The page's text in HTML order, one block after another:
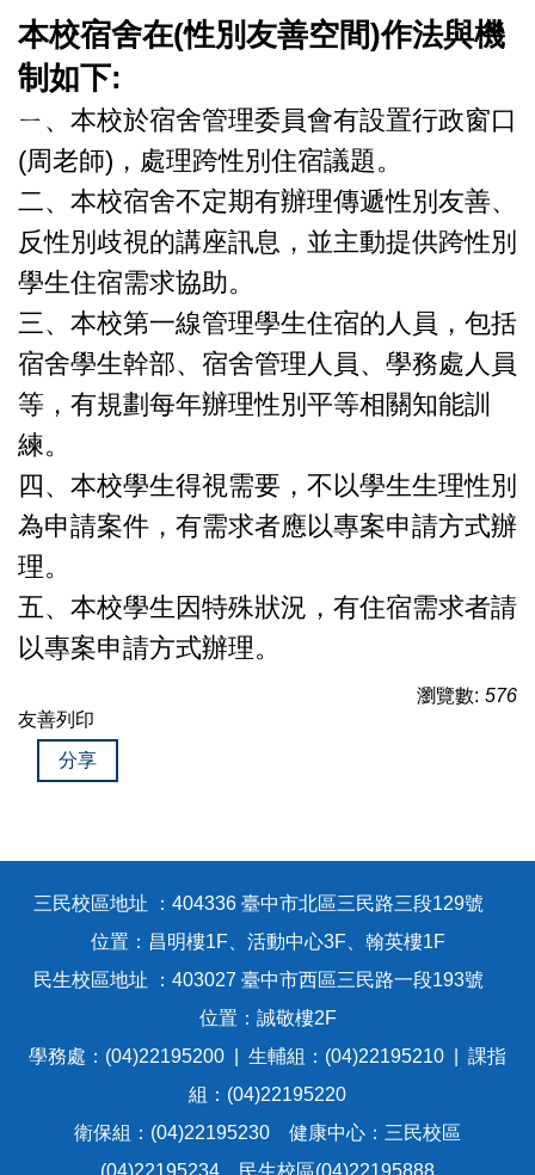
本校宿舍在(性別友善空間)作法與機
制如下:
ㄧ、本校於宿舍管理委員會有設置行政窗口
(周老師)，處理跨性別住宿議題。
二、本校宿舍不定期有辦理傳遞性別友善、
反性別歧視的講座訊息，並主動提供跨性別
學生住宿需求協助。
三、本校第一線管理學生住宿的人員，包括
宿舍學生幹部、宿舍管理人員、學務處人員
等，有規劃每年辦理性別平等相關知能訓
練。
四、本校學生得視需要，不以學生生理性別
為申請案件，有需求者應以專案申請方式辦
理。
五、本校學生因特殊狀況，有住宿需求者請
以專案申請方式辦理。
瀏覽數: 576
友善列印
分享
三民校區地址 ：404336 臺中市北區三民路三段129號
位置：昌明樓1F、活動中心3F、翰英樓1F
民生校區地址 ：403027 臺中市西區三民路一段193號
位置：誠敬樓2F
學務處：(04)22195200 | 生輔組：(04)22195210 | 課指
組：(04)22195220
衛保組：(04)22195230 健康中心：三民校區
(04)22195234、民生校區(04)22195888